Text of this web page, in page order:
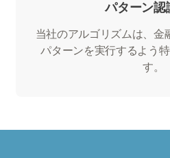
パターン認
当社のアルゴリズムは、金
パターンを実行するよう
す。